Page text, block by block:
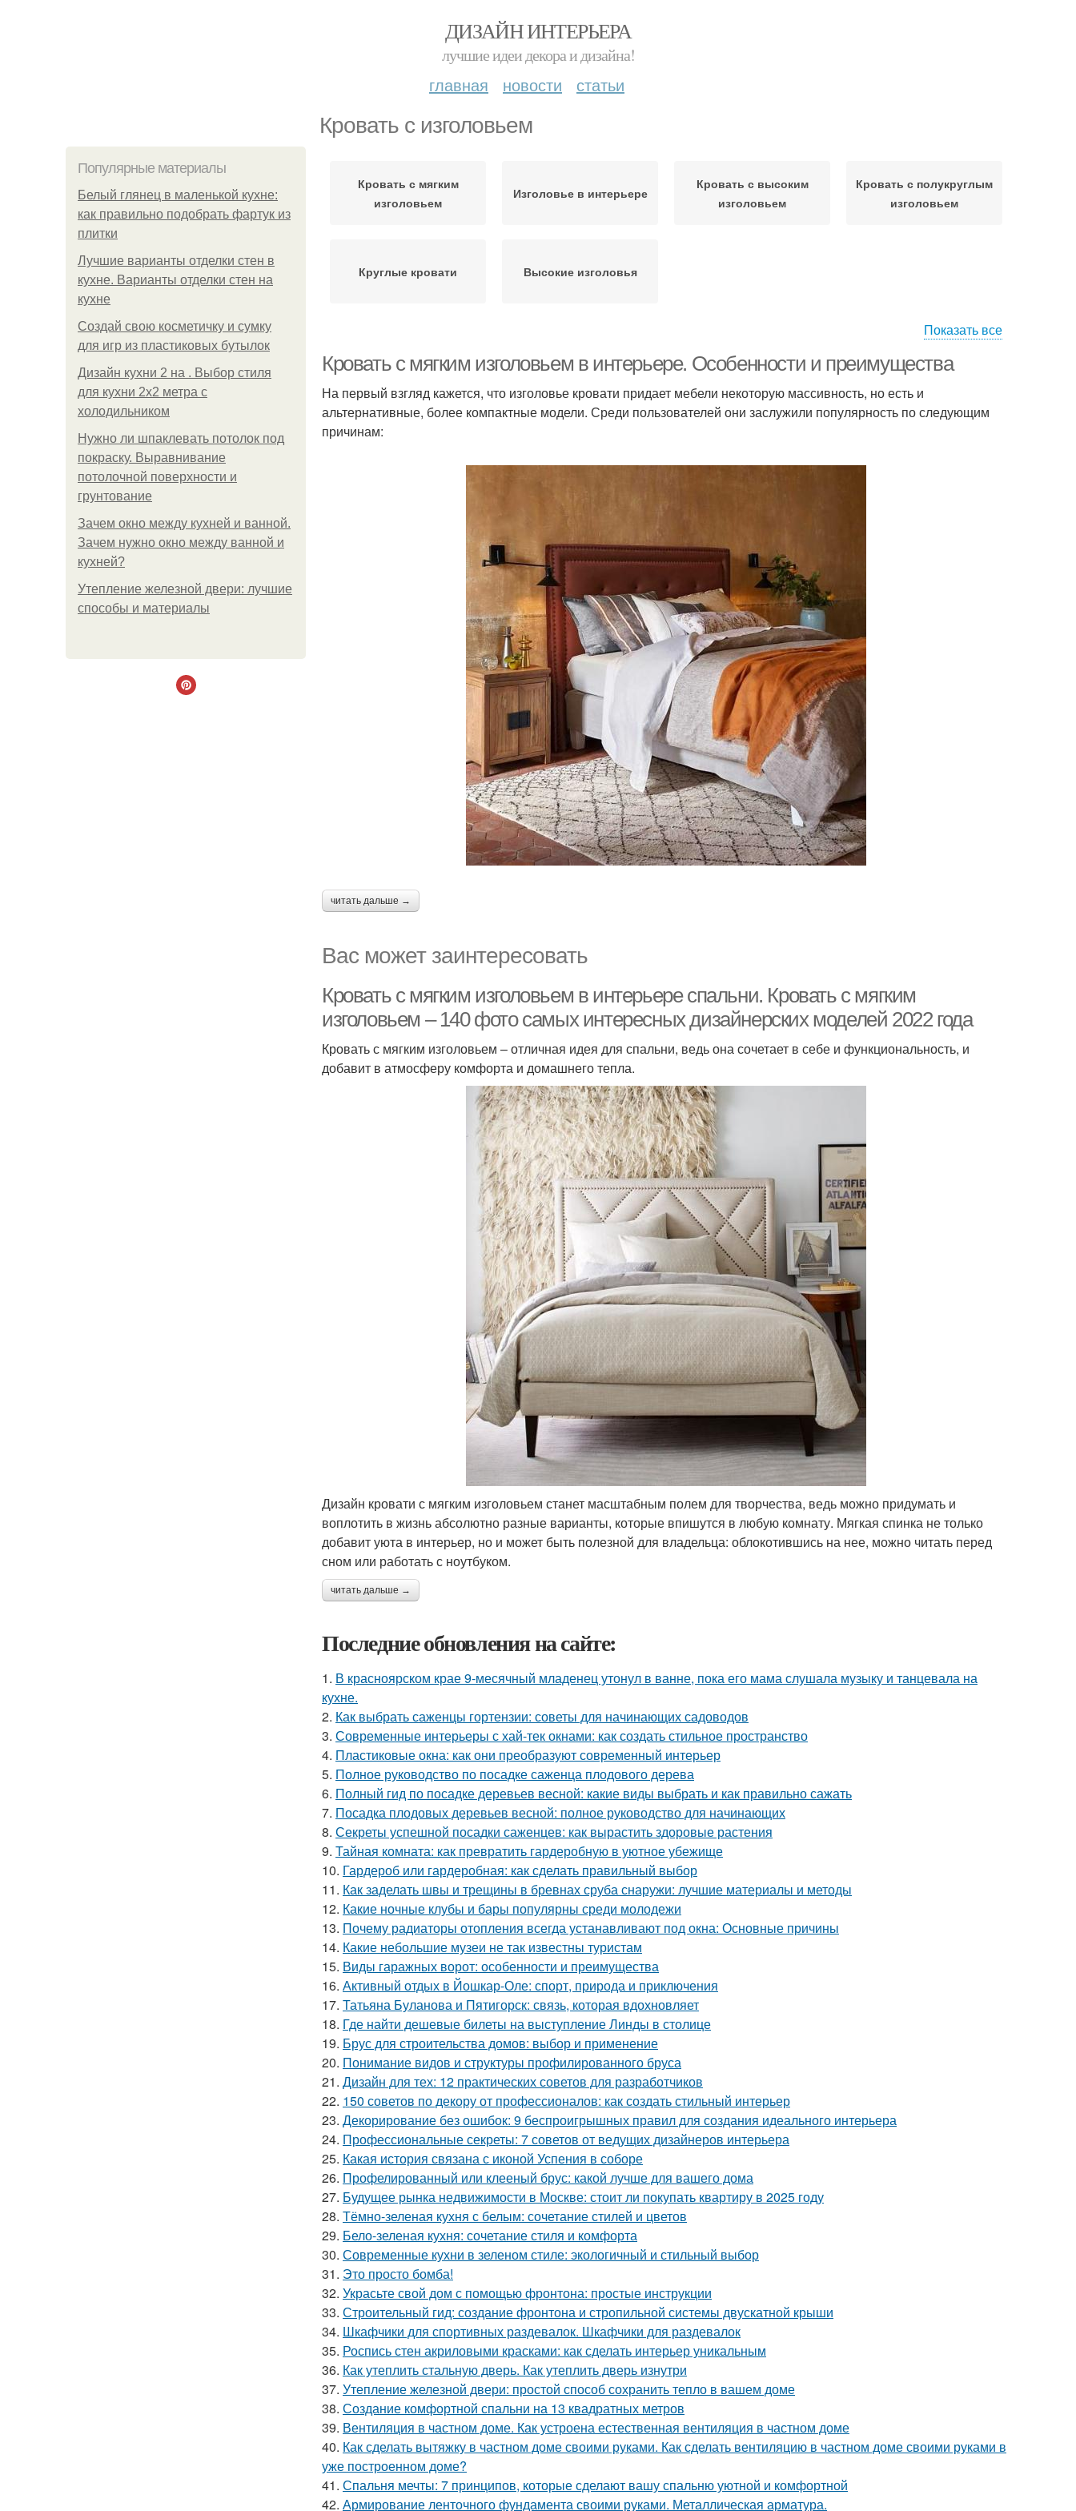
ДИЗАЙН ИНТЕРЬЕРА
лучшие идеи декора и дизайна!
главная новости статьи
Кровать с изголовьем
Популярные материалы
Белый глянец в маленькой кухне:
как правильно подобрать фартук из
плитки
Лучшие варианты отделки стен в
кухне. Варианты отделки стен на
кухне
Создай свою косметичку и сумку
для игр из пластиковых бутылок
Дизайн кухни 2 на . Выбор стиля
для кухни 2х2 метра с
холодильником
Нужно ли шпаклевать потолок под
покраску. Выравнивание
потолочной поверхности и
грунтование
Зачем окно между кухней и ванной.
Зачем нужно окно между ванной и
кухней?
Утепление железной двери: лучшие
способы и материалы
Кровать с мягким
изголовьем
Изголовье в интерьере
Кровать с высоким
изголовьем
Кровать с полукруглым
изголовьем
Круглые кровати Высокие изголовья
Показать все
Кровать с мягким изголовьем в интерьере. Особенности и преимущества
На первый взгляд кажется, что изголовье кровати придает мебели некоторую массивность, но есть и
альтернативные, более компактные модели. Среди пользователей они заслужили популярность по следующим
причинам:
читать дальше →
Вас может заинтересовать
Кровать с мягким изголовьем в интерьере спальни. Кровать с мягким
изголовьем – 140 фото самых интересных дизайнерских моделей 2022 года
Кровать с мягким изголовьем – отличная идея для спальни, ведь она сочетает в себе и функциональность, и
добавит в атмосферу комфорта и домашнего тепла.
Дизайн кровати с мягким изголовьем станет масштабным полем для творчества, ведь можно придумать и
воплотить в жизнь абсолютно разные варианты, которые впишутся в любую комнату. Мягкая спинка не только
добавит уюта в интерьер, но и может быть полезной для владельца: облокотившись на нее, можно читать перед
сном или работать с ноутбуком.
читать дальше →
Последние обновления на сайте:
1. В красноярском крае 9-месячный младенец утонул в ванне, пока его мама слушала музыку и танцевала на
кухне.
2. Как выбрать саженцы гортензии: советы для начинающих садоводов
3. Современные интерьеры с хай-тек окнами: как создать стильное пространство
4. Пластиковые окна: как они преобразуют современный интерьер
5. Полное руководство по посадке саженца плодового дерева
6. Полный гид по посадке деревьев весной: какие виды выбрать и как правильно сажать
7. Посадка плодовых деревьев весной: полное руководство для начинающих
8. Секреты успешной посадки саженцев: как вырастить здоровые растения
9. Тайная комната: как превратить гардеробную в уютное убежище
10. Гардероб или гардеробная: как сделать правильный выбор
11. Как заделать швы и трещины в бревнах сруба снаружи: лучшие материалы и методы
12. Какие ночные клубы и бары популярны среди молодежи
13. Почему радиаторы отопления всегда устанавливают под окна: Основные причины
14. Какие небольшие музеи не так известны туристам
15. Виды гаражных ворот: особенности и преимущества
16. Активный отдых в Йошкар-Оле: спорт, природа и приключения
17. Татьяна Буланова и Пятигорск: связь, которая вдохновляет
18. Где найти дешевые билеты на выступление Линды в столице
19. Брус для строительства домов: выбор и применение
20. Понимание видов и структуры профилированного бруса
21. Дизайн для тех: 12 практических советов для разработчиков
22. 150 советов по декору от профессионалов: как создать стильный интерьер
23. Декорирование без ошибок: 9 беспроигрышных правил для создания идеального интерьера
24. Профессиональные секреты: 7 советов от ведущих дизайнеров интерьера
25. Какая история связана с иконой Успения в соборе
26. Профелированный или клееный брус: какой лучше для вашего дома
27. Будущее рынка недвижимости в Москве: стоит ли покупать квартиру в 2025 году
28. Тёмно-зеленая кухня с белым: сочетание стилей и цветов
29. Бело-зеленая кухня: сочетание стиля и комфорта
30. Современные кухни в зеленом стиле: экологичный и стильный выбор
31. Это просто бомба!
32. Украсьте свой дом с помощью фронтона: простые инструкции
33. Строительный гид: создание фронтона и стропильной системы двускатной крыши
34. Шкафчики для спортивных раздевалок. Шкафчики для раздевалок
35. Роспись стен акриловыми красками: как сделать интерьер уникальным
36. Как утеплить стальную дверь. Как утеплить дверь изнутри
37. Утепление железной двери: простой способ сохранить тепло в вашем доме
38. Создание комфортной спальни на 13 квадратных метров
39. Вентиляция в частном доме. Как устроена естественная вентиляция в частном доме
40. Как сделать вытяжку в частном доме своими руками. Как сделать вентиляцию в частном доме своими руками в
уже построенном доме?
41. Спальня мечты: 7 принципов, которые сделают вашу спальню уютной и комфортной
42. Армирование ленточного фундамента своими руками. Металлическая арматура.